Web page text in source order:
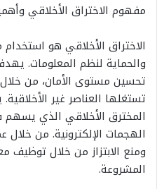
مفهوم الاختراق الأخلاقي
الاختراق الأخلاقي هو استخدام
والحماية لنظم المعلومات.
تحسين مستوى الأمان، من
تستغلها العناصر غير
المخترق الأخلاقي الذي
الهجمات الإلكترونية. من
ومنع الابتزاز من خلال توظيف
المشروعة.